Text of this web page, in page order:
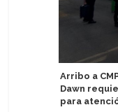
Arribo a
Dawn
para